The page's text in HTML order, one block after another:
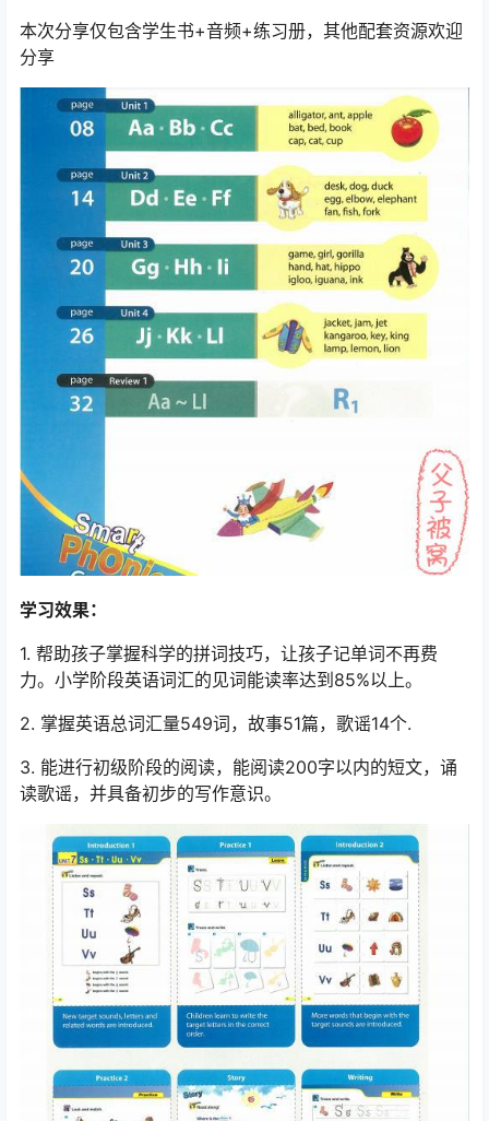
本次分享仅包含学生书+音频+练习册，其他配套资源欢迎
分享
学习效果：
1. 帮助孩子掌握科学的拼词技巧，让孩子记单词不再费
力。小学阶段英语词汇的见词能读率达到85%以上。
2. 掌握英语总词汇量549词，故事51篇，歌谣14个.
3. 能进行初级阶段的阅读，能阅读200字以内的短文，诵
读歌谣，并具备初步的写作意识。